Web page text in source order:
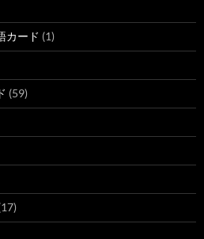
カード (1)
(59)